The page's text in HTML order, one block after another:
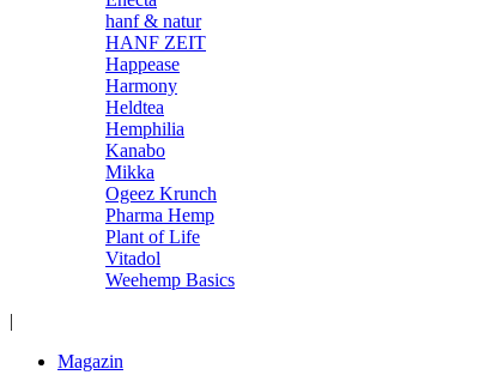
hanf & natur
HANF ZEIT
Happease
Harmony
Heldtea
Hemphilia
Kanabo
Mikka
Ogeez Krunch
Pharma Hemp
Plant of Life
Vitadol
Weehemp Basics
|
Magazin